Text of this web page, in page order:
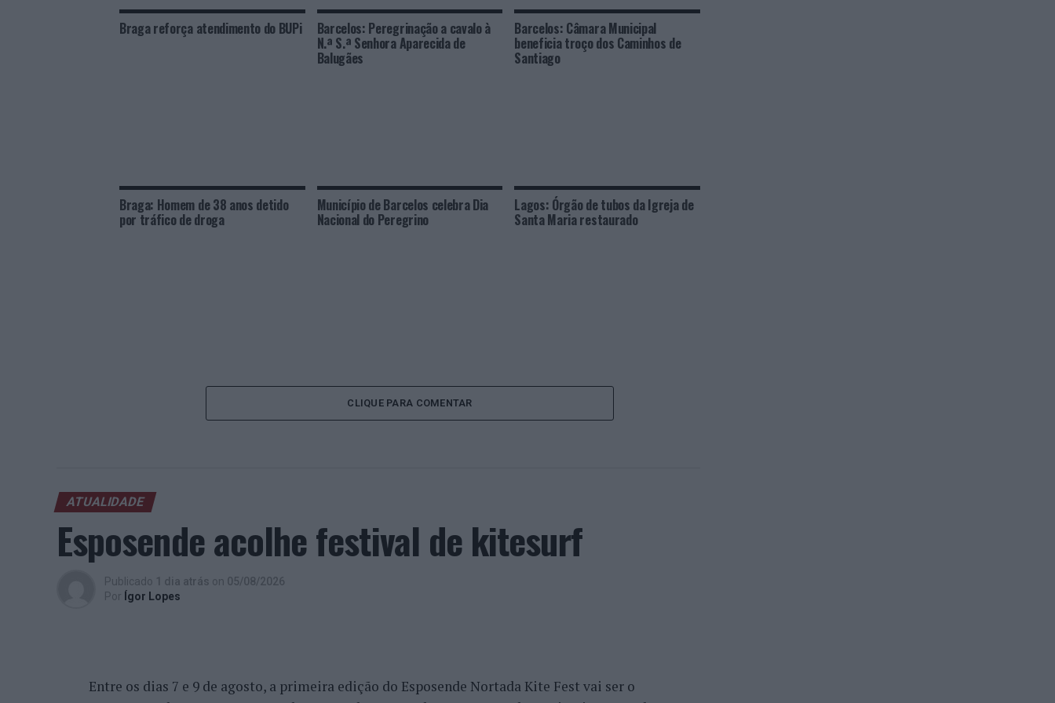
Braga reforça atendimento do BUPi Barcelos: Peregrinação a cavalo à
N.ª S.ª Senhora Aparecida de
Balugães
Barcelos: Câmara Municipal
beneficia troço dos Caminhos de
Santiago
Braga: Homem de 38 anos detido
por tráfico de droga
Município de Barcelos celebra Dia
Nacional do Peregrino
Lagos: Órgão de tubos da Igreja de
Santa Maria restaurado
CLIQUE PARA COMENTAR
ATUALIDADE
Esposende acolhe festival de kitesurf
Publicado 1 dia atrás on 05/08/2026
Por Ígor Lopes
Entre os dias 7 e 9 de agosto, a primeira edição do Esposende Nortada Kite Fest vai ser o